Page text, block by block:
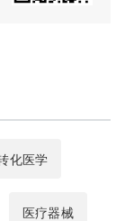
化医学
医疗器械